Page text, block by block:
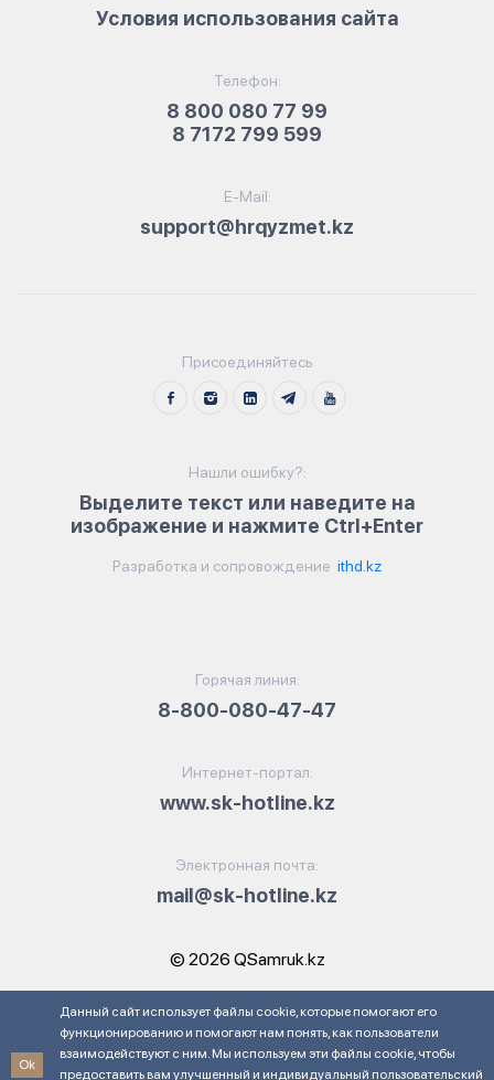
Телефон:
8 800 080 77 99
8 7172 799 599
E-Mail:
support@hrqyzmet.kz
Условия использования сайта
Присоединяйтесь
Нашли ошибку?:
Выделите текст или наведите на
изображение и нажмите Ctrl+Enter
Разработка и сопровождение ithd.kz
Горячая линия:
8-800-080-47-47
Интернет-портал:
www.sk-hotline.kz
Электронная почта:
mail@sk-hotline.kz
© 2026 QSamruk.kz
Ok
Данный сайт использует файлы cookie, которые помогают его
функционированию и помогают нам понять, как пользователи
взаимодействуют с ним. Мы используем эти файлы cookie, чтобы
предоставить вам улучшенный и индивидуальный пользовательский